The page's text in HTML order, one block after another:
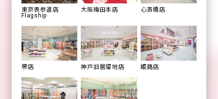
東京表参道店
Flagship
大阪梅田本店 心斎橋店
堺店 神戸旧居留地店 姫路店